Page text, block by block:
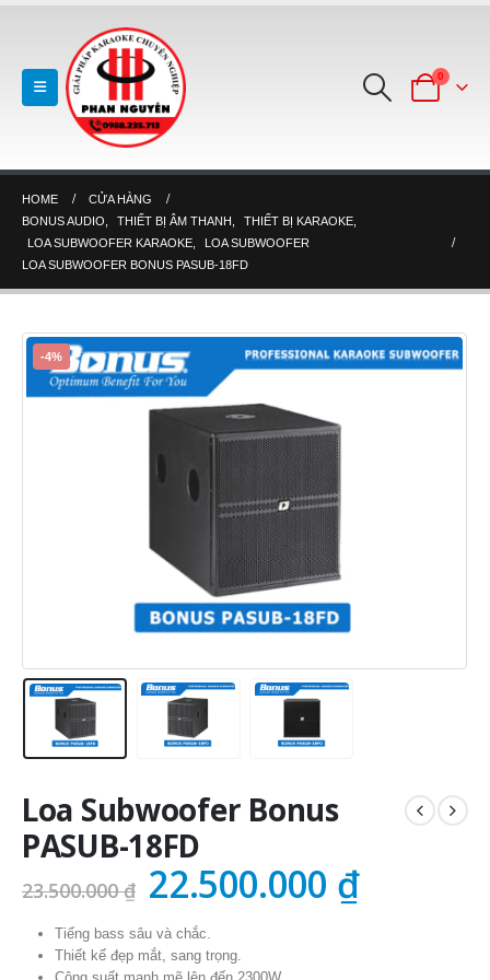
0
HOME
CỬA HÀNG
BONUS AUDIO
THIẾT BỊ ÂM THANH THIẾT BỊ KARAOKE
LOA SUBWOOFER KARAOKE
LOA SUBWOOFER
LOA SUBWOOFER BONUS PASUB-18FD
-4%
Loa Subwoofer Bonus
PASUB-18FD
23.500.000₫ Giá
gốc
là:
22.500.000 ₫Giá
Tiếng bass sâu và chắc.
Thiết kế đẹp mắt, sang trọng.